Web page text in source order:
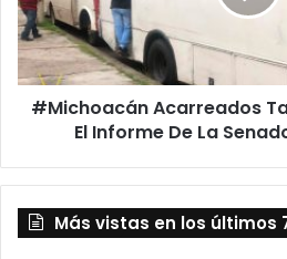
s
B
e
b
T
m
ó
o
a
c
á
#Michoacán Acarreados
El Informe De La
Más vistas en los últimos